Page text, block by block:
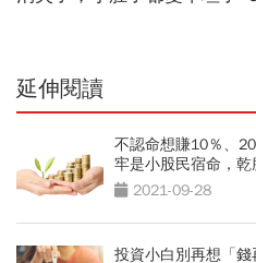
延伸閱讀
不認命想賺10％、
牢是小股民宿命，
2021-09-28
投資小白別再想「